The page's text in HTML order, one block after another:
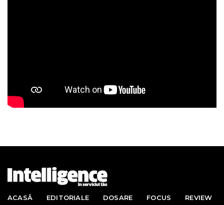
ACASĂ EDITORIALE DOSARE FOCUS
REVIEW